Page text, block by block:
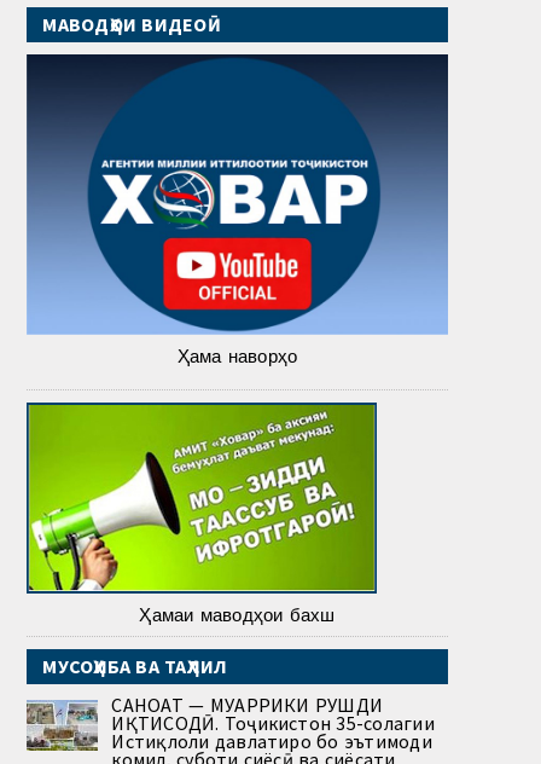
МАВОДҲОИ ВИДЕОӢ
Ҳама наворҳо
Ҳамаи маводҳои бахш
МУСОҲИБА ВА ТАҲЛИЛ
САНОАТ — МУҲАРРИКИ РУШДИ
ИҚТИСОДӢ. Тоҷикистон 35-солагии
Истиқлоли давлатиро бо эътимоди
комил, суботи сиёсӣ ва сиёсати